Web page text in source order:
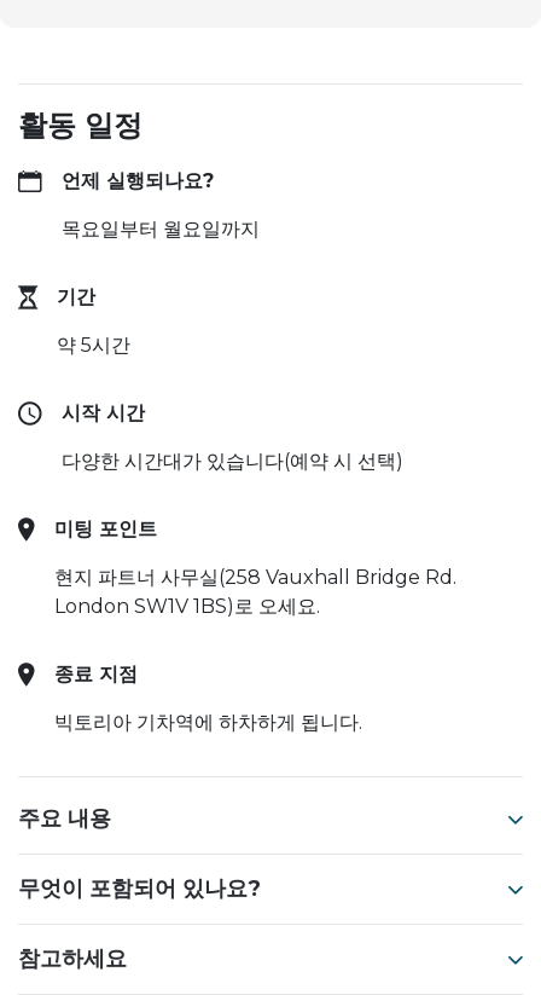
활동 일정
언제 실행되나요?
목요일부터 월요일까지
기간
약 5시간
시작 시간
다양한 시간대가 있습니다(예약 시 선택)
미팅 포인트
현지 파트너 사무실(258 Vauxhall Bridge Rd.
London SW1V 1BS)로 오세요.
종료 지점
빅토리아 기차역에 하차하게 됩니다.
주요 내용
무엇이 포함되어 있나요?
참고하세요